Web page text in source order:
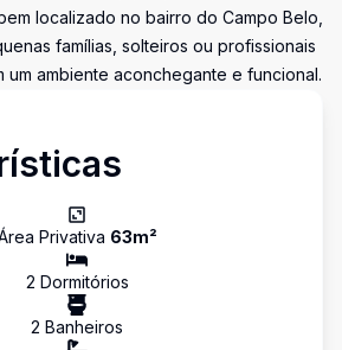
localizado no bairro do Campo Belo,
famílias, solteiros ou profissionais
um ambiente aconchegante e funcional.
Privativa 63m²
2 Dormitórios
2 Banheiros